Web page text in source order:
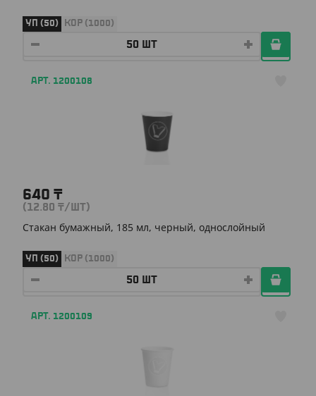
УП (50) КОР (1000)
АРТ. 1200108
640 ₸
(12.80 ₸/ШТ)
Стакан бумажный, 185 мл, черный, однослойный
УП (50) КОР (1000)
АРТ. 1200109